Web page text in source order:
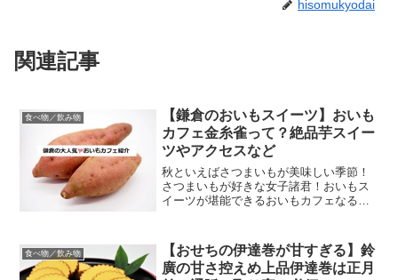
hisomukyodai
関連記事
食べ物／飲み物
【鎌倉のおいもスイーツ】おいも
カフェ金糸雀って？絶品芋スイー
ツやアクセスなど
秋といえばさつまいもが美味しい季節！
さつまいもが好きな女子諸君！おいもス
イーツが堪能できるおいもカフェなるも
いと思います。鎌倉でおいもスイーツと
いえば金糸雀 この投稿を...
食べ物／飲み物
【おせちの伊達巻が甘すぎる】鈴
廣の甘さ控えめ上品伊達巻は正月